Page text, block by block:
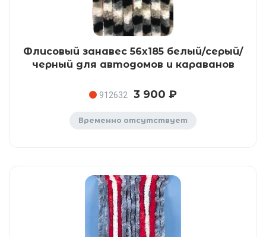
Флисовый занавес 56x185 белый/серый/
черный для автодомов и караванов
912632 3 900 ₽
Временно отсутствует